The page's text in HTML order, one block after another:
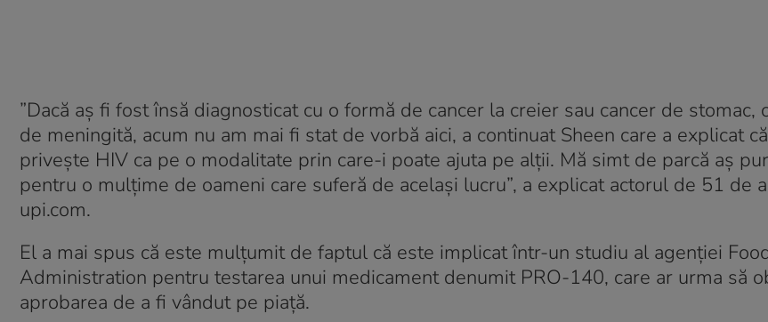
”Dacă aș fi fost însă diagnosticat cu o formă de cancer la creier sau cancer de stomac,
de meningită, acum nu am mai fi stat de vorbă aici, a continuat Sheen care a explicat
privește HIV ca pe o modalitate prin care-i poate ajuta pe alții. Mă simt de parcă aș
pentru o mulțime de oameni care suferă de același lucru”, a explicat actorul de 51 de
upi.com.
El a mai spus că este mulțumit de faptul că este implicat într-un studiu al agenției
Administration pentru testarea unui medicament denumit PRO-140, care ar urma să
aprobarea de a fi vândut pe piață.